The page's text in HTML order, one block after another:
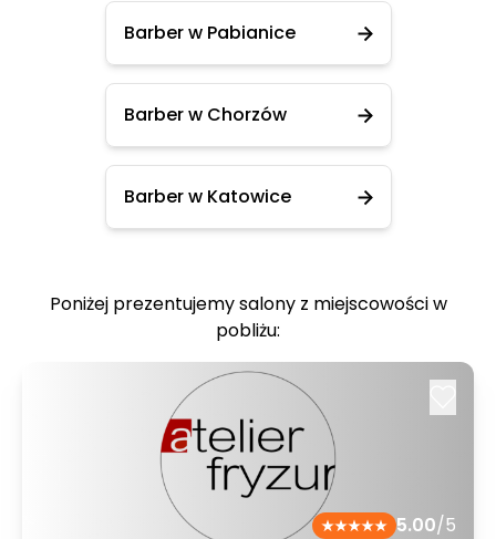
Barber w Pabianice
Barber w Chorzów
Barber w Katowice
Poniżej prezentujemy salony z miejscowości w
pobliżu:
5.00/5